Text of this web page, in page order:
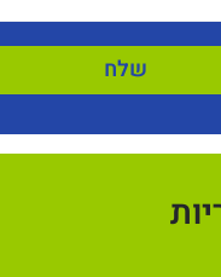
שלח